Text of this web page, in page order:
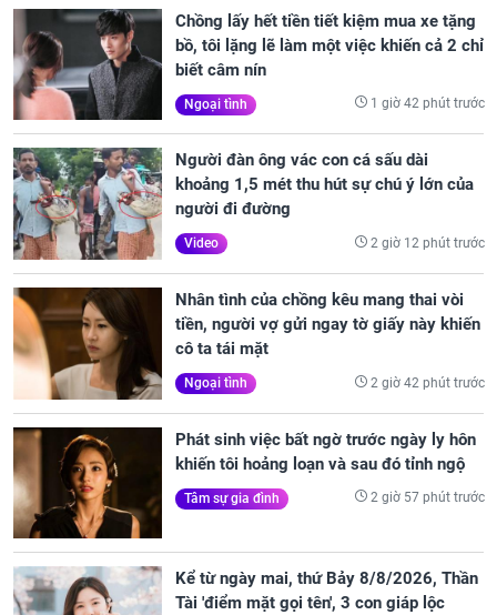
Chồng lấy hết tiền tiết kiệm mua xe tặng
bồ, tôi lặng lẽ làm một việc khiến cả 2 chỉ
biết câm nín
Ngoại tình 1 giờ 42 phút trước
Người đàn ông vác con cá sấu dài
khoảng 1,5 mét thu hút sự chú ý lớn của
người đi đường
Video 2 giờ 12 phút trước
Nhân tình của chồng kêu mang thai vòi
tiền, người vợ gửi ngay tờ giấy này khiến
cô ta tái mặt
Ngoại tình 2 giờ 42 phút trước
Phát sinh việc bất ngờ trước ngày ly hôn
khiến tôi hoảng loạn và sau đó tỉnh ngộ
Tâm sự gia đình 2 giờ 57 phút trước
Kể từ ngày mai, thứ Bảy 8/8/2026, Thần
Tài 'điểm mặt gọi tên', 3 con giáp lộc